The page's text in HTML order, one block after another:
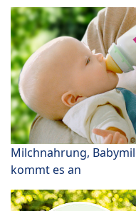
Milchnahrung,
kommt es an